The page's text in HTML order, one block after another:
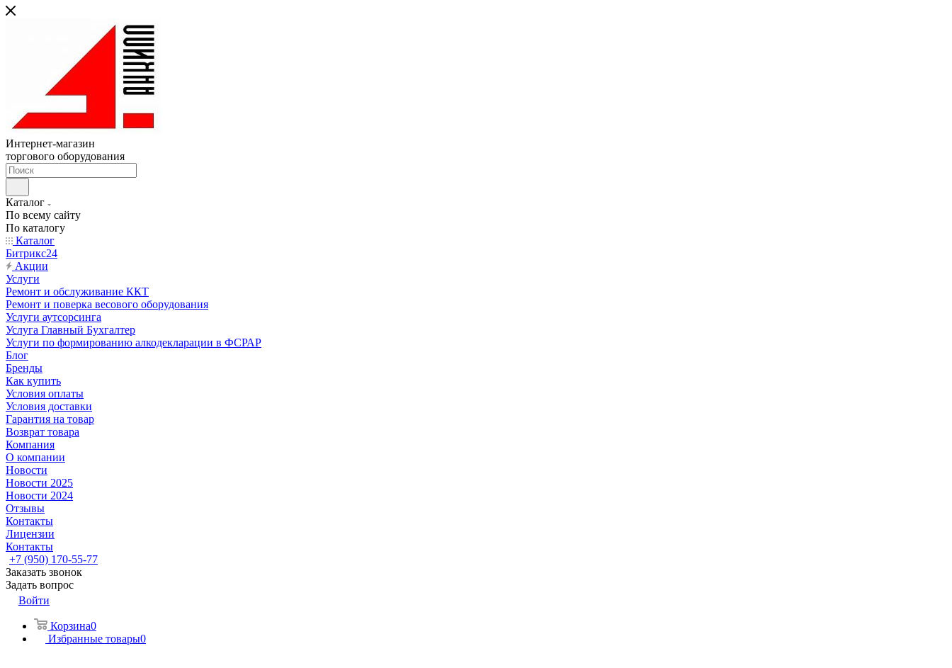
Интернет-магазин
торгового оборудования
Каталог
По всему сайту
По каталогу
Каталог
Битрикс24
Акции
Услуги
Ремонт и обслуживание ККТ
Ремонт и поверка весового оборудования
Услуги аутсорсинга
Услуга Главный Бухгалтер
Услуги по формированию алкодекларации в ФСРАР
Блог
Бренды
Как купить
Условия оплаты
Условия доставки
Гарантия на товар
Возврат товара
Компания
О компании
Новости
Новости 2025
Новости 2024
Отзывы
Контакты
Лицензии
Контакты
+7 (950) 170-55-77
Заказать звонок
Задать вопрос
Войти
Корзина0
Избранные товары0